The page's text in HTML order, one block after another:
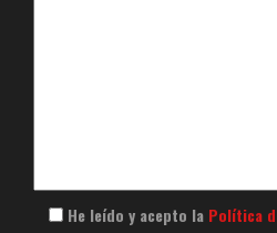
He leído y acepto la Política